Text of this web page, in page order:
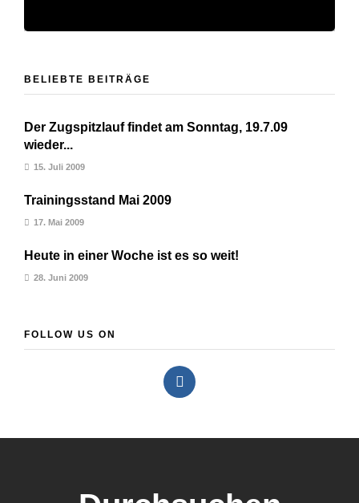
BELIEBTE BEITRÄGE
Der Zugspitzlauf findet am Sonntag, 19.7.09
wieder...
15. Juli 2009
Trainingsstand Mai 2009
17. Mai 2009
Heute in einer Woche ist es so weit!
28. Juni 2009
FOLLOW US ON